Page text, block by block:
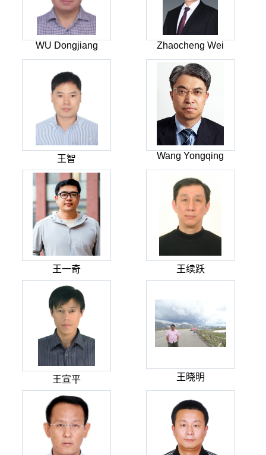
WU Dongjiang Zhaocheng Wei
王智 Wang Yongqing
王一奇 王续跃
王宣平 王晓明